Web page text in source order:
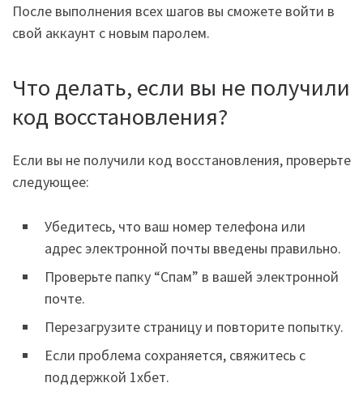
После выполнения всех шагов вы сможете войти в
свой аккаунт с новым паролем.
Что делать, если вы не получили
код восстановления?
Если вы не получили код восстановления, проверьте
следующее:
Убедитесь, что ваш номер телефона или
адрес электронной почты введены правильно.
Проверьте папку “Спам” в вашей электронной
почте.
Перезагрузите страницу и повторите попытку.
Если проблема сохраняется, свяжитесь с
поддержкой 1хбет.